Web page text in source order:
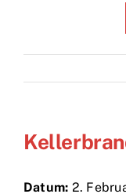
Home
Bürgerinfo
Über uns
Datum: 2.